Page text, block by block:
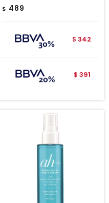
$ 489
$ 342
$ 391